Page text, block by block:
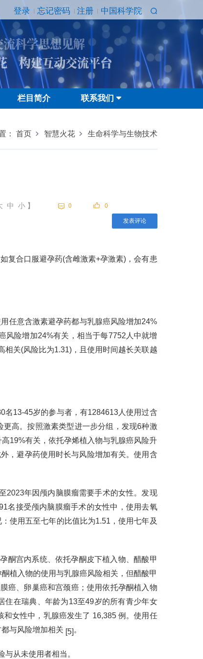
登录 忘记密码 注册 中国科学院
科学思想见解
构建互动交流平台
栏目简介 联系我们
： 首页 智慧火花 生命科学与生物技术
中 小】
发表评论
0 0
复合口服避孕药(含雌激素+孕激素)，会有患
任意含激素避孕药都与乳腺癌风险增加24%
风险增加24%有关，相当于每7752人中就增
关(风险比为1.31)，且使用时间越长关联越
名13-45岁的参与者，有1284613人使用过含
高。按照激素类型进一步分组，发现6种激
19%有关，依托孕烯植入物与乳腺癌风险升
，避孕药使用时长与风险增加有关。使用含
2023年因颅内脑膜瘤需要手术的女性。发现
名接受颅内脑膜瘤手术的女性中，使用去氧
使用五至七年的比值比为1.51，使用七年及
酮宫内系统、依托孕酮皮下植入物、醋酸甲
植入物的使用与乳腺癌风险相关，但醋酸甲
癌、卵巢癌和宫颈癌；使用依托孕酮植入物
住在瑞典、年龄为13至49岁的所有青少年女
女性中，乳腺癌发生了 16,385 例。使用任
与风险增加相关 [5]。
从未使用者相当。